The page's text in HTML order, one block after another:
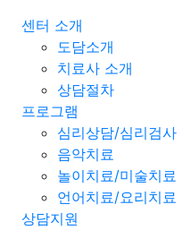
센터 소개
도담소개
치료사 소개
상담절차
프로그램
심리상담/심리검사
음악치료
놀이치료/미술치료
언어치료/요리치료
상담지원